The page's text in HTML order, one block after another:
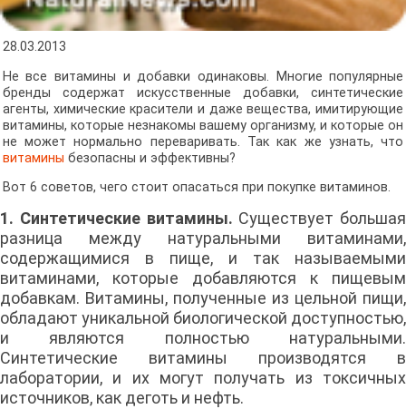
28.03.2013
Не все витамины и добавки одинаковы. Многие популярные
бренды содержат искусственные добавки, синтетические
агенты, химические красители и даже вещества, имитирующие
витамины, которые незнакомы вашему организму, и которые он
не может нормально переваривать. Так как же узнать, что
витамины безопасны и эффективны?
Вот 6 советов, чего стоит опасаться при покупке витаминов.
1. Синтетические витамины. Существует большая
разница между натуральными витаминами,
содержащимися в пище, и так называемыми
витаминами, которые добавляются к пищевым
добавкам. Витамины, полученные из цельной пищи,
обладают уникальной биологической доступностью,
и являются полностью натуральными.
Синтетические витамины производятся в
лаборатории, и их могут получать из токсичных
источников, как деготь и нефть.